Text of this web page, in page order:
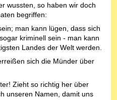
wussten, so haben wir doch
begriffen:
man kann lügen, dass sich
kriminell sein - man kann
Landes der Welt werden.
sich die Münder über
Zieht so richtig her über
unseren Namen, damit uns